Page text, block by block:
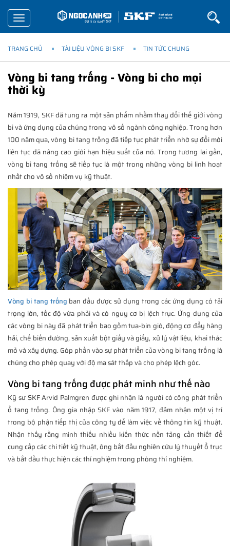
Toggle
navigation
TRANG CHỦ TÀI LIỆU VÒNG BI SKF TIN TỨC CHUNG
Vòng bi tang trống - Vòng bi cho mọi
thời kỳ
Năm 1919, SKF đã tung ra một sản phẩm nhằm thay đổi thế giới vòng
bi và ứng dụng của chúng trong vô số ngành công nghiệp. Trong hơn
100 năm qua, vòng bi tang trống đã tiếp tục phát triển nhờ sự đổi mới
liên tục đã nâng cao giới hạn hiệu suất của nó. Trong tương lai gần,
vòng bi tang trống sẽ tiếp tục là một trong những vòng bi linh hoạt
nhất cho vô số nhiệm vụ kỹ thuật.
Vòng bi tang trống ban đầu được sử dụng trong các ứng dụng có tải
trọng lớn, tốc độ vừa phải và có nguy cơ bị lệch trục. Ứng dụng của
các vòng bi này đã phát triển bao gồm tua-bin gió, động cơ đẩy hàng
hải, chế biến đường, sản xuất bột giấy và giấy, xử lý vật liệu, khai thác
mỏ và xây dựng. Góp phần vào sự phát triển của vòng bi tang trống là
chúng cho phép quay với độ ma sát thấp và cho phép lệch góc.
Vòng bi tang trống được phát minh như thế nào
Kỹ sư SKF Arvid Palmgren được ghi nhận là người có công phát triển
ổ tang trống. Ông gia nhập SKF vào năm 1917, đảm nhận một vị trí
trong bộ phận tiếp thị của công ty để làm việc về thông tin kỹ thuật.
Nhận thấy rằng mình thiếu nhiều kiến thức nền tảng cần thiết để
cung cấp các chi tiết kỹ thuật, ông bắt đầu nghiên cứu lý thuyết ổ trục
và bắt đầu thực hiện các thí nghiệm trong phòng thí nghiệm.